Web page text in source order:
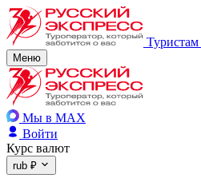
Туристам
Меню
Мы в MAX
Войти
Курс валют
rub ₽